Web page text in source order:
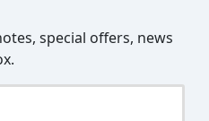
special offers, news